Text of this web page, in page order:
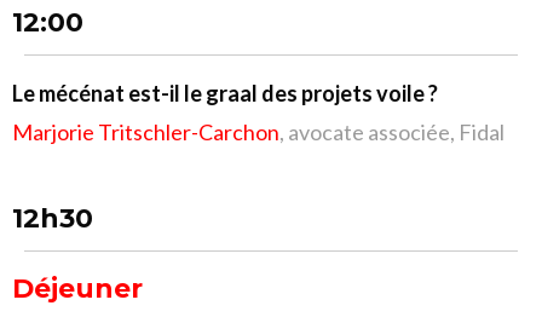
12:00
Le mécénat est-il le graal des projets voile ?
Marjorie Tritschler-Carchon, avocate associée, Fidal
12h30
Déjeuner